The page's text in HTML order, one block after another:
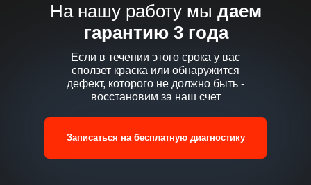
На нашу работу мы даем
гарантию 3 года
Если в течении этого срока у вас
сползет краска или обнаружится
дефект, которого не должно быть -
восстановим за наш счет
Записаться на бесплатную диагностику